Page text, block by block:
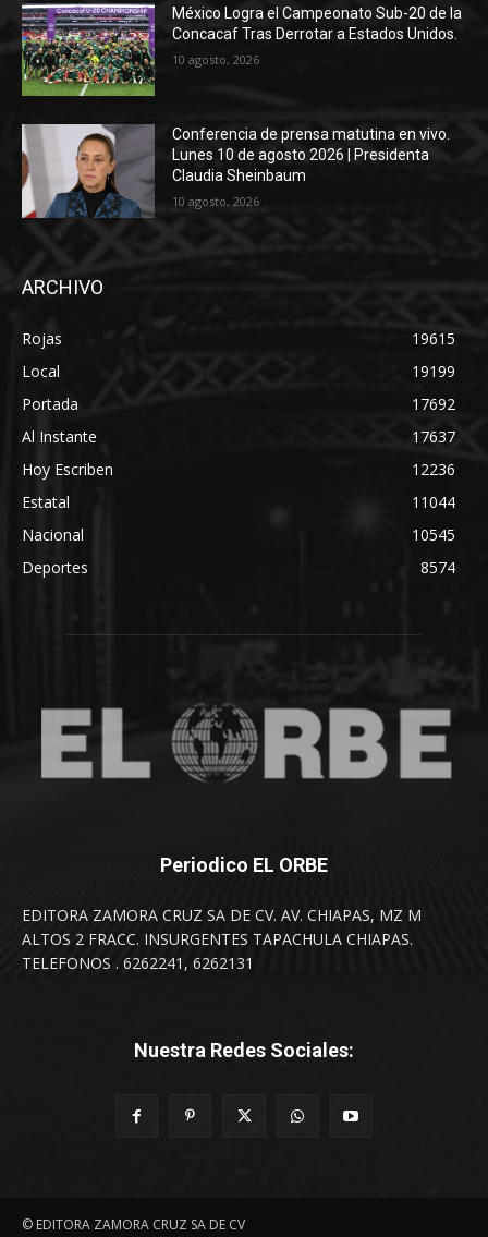
México Logra el Campeonato Sub-20 de la
Concacaf Tras Derrotar a Estados Unidos.
10 agosto, 2026
Conferencia de prensa matutina en vivo.
Lunes 10 de agosto 2026 | Presidenta
Claudia Sheinbaum
10 agosto, 2026
ARCHIVO
Rojas
19615
Local
19199
Portada
17692
Al Instante
17637
Hoy Escriben
12236
Estatal
11044
Nacional
10545
Deportes
8574
Periodico EL ORBE
EDITORA ZAMORA CRUZ SA DE CV. AV. CHIAPAS, MZ M
ALTOS 2 FRACC. INSURGENTES TAPACHULA CHIAPAS.
TELEFONOS . 6262241, 6262131
Nuestra Redes Sociales:
© EDITORA ZAMORA CRUZ SA DE CV